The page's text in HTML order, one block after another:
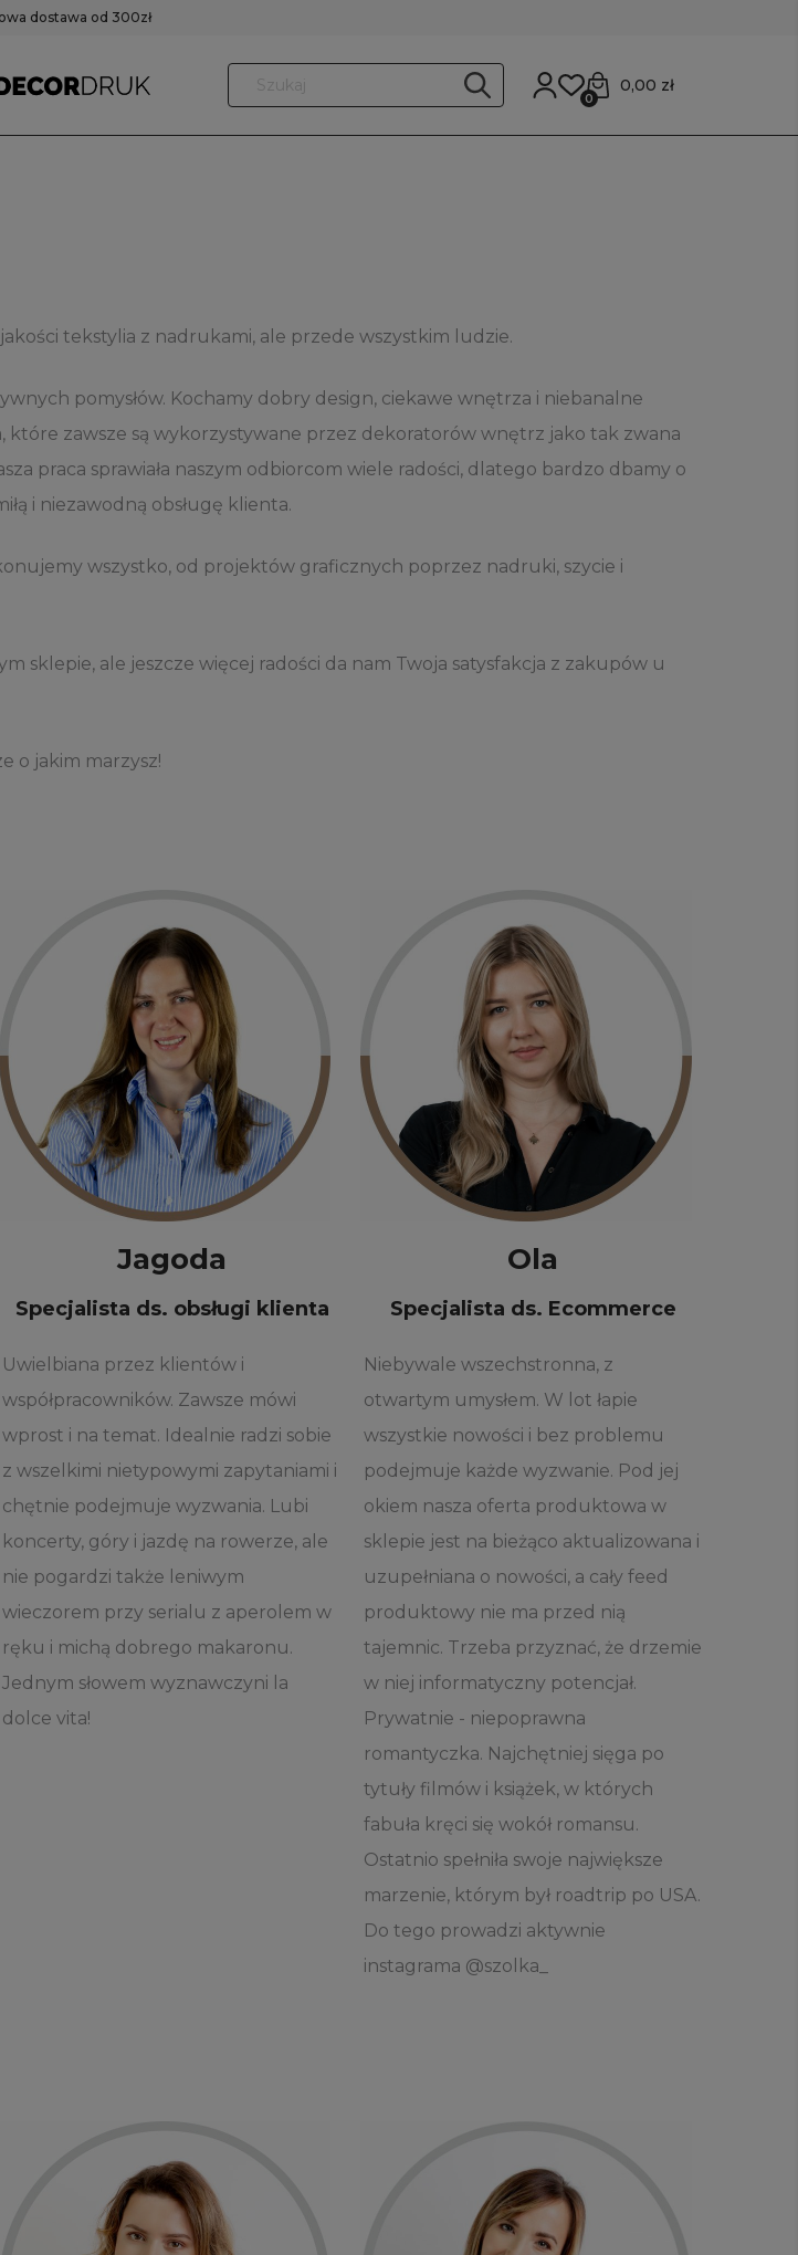
dostawa od 300zł
0,00 zł
0
tekstylia z nadrukami, ale przede wszystkim ludzie.
pomysłów. Kochamy dobry design, ciekawe wnętrza i niebanalne
które zawsze są wykorzystywane przez dekoratorów wnętrz jako tak zwana
praca sprawiała naszym odbiorcom wiele radości, dlatego bardzo dbamy o
i niezawodną obsługę klienta.
wszystko, od projektów graficznych poprzez nadruki, szycie i
sklepie, ale jeszcze więcej radości da nam Twoja satysfakcja z zakupów u
o jakim marzysz!
Jagoda
Specjalista ds. obsługi klienta
Uwielbiana przez klientów i
współpracowników. Zawsze mówi
wprost i na temat. Idealnie radzi sobie
z wszelkimi nietypowymi zapytaniami i
chętnie podejmuje wyzwania. Lubi
koncerty, góry i jazdę na rowerze, ale
nie pogardzi także leniwym
wieczorem przy serialu z aperolem w
ręku i michą dobrego makaronu.
Jednym słowem wyznawczyni la
dolce vita!
Ola
Specjalista ds. Ecommerce
Niebywale wszechstronna, z
otwartym umysłem. W lot łapie
wszystkie nowości i bez problemu
podejmuje każde wyzwanie. Pod jej
okiem nasza oferta produktowa w
sklepie jest na bieżąco aktualizowana i
uzupełniana o nowości, a cały feed
produktowy nie ma przed nią
tajemnic. Trzeba przyznać, że drzemie
w niej informatyczny potencjał.
Prywatnie - niepoprawna
romantyczka. Najchętniej sięga po
tytuły filmów i książek, w których
fabuła kręci się wokół romansu.
Ostatnio spełniła swoje największe
marzenie, którym był roadtrip po USA.
Do tego prowadzi aktywnie
instagrama @szolka_